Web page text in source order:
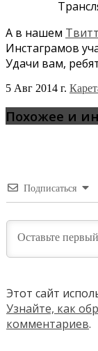
А в нашем
Инстаграмов
Удачи вам,
5 Авг 2014 г.
Похожее и
Подписаться
Этот сайт
Узнайте, как
комментариев.